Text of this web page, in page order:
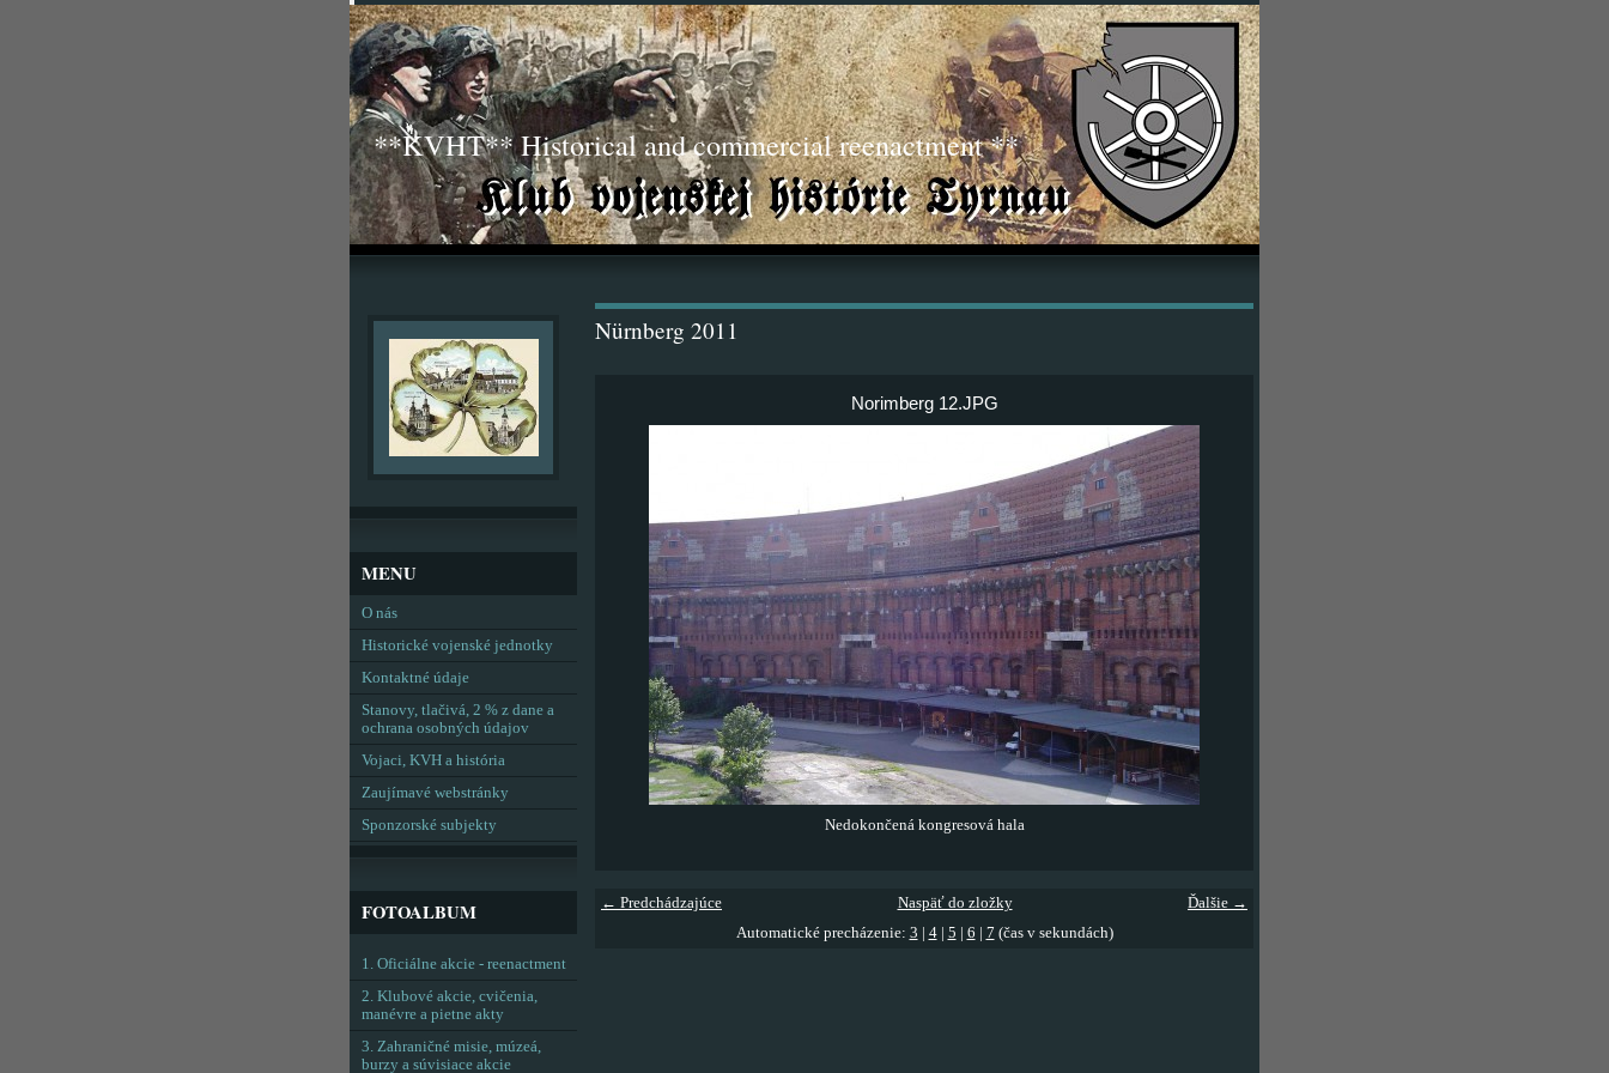
**KVHT** Historical and commercial reenactment **
Nürnberg 2011
Norimberg 12.JPG
Nedokončená kongresová hala
← Predchádzajúce Ďalšie →
Naspäť do zložky
Automatické precházenie: 3 4| 5 6 7 (čas v sekundách)
MENU
O nás
Historické vojenské jednotky
Kontaktné údaje
Stanovy, tlačivá, 2 % z dane a
ochrana osobných údajov
Vojaci, KVH a história
Zaujímavé webstránky
Sponzorské subjekty
FOTOALBUM
1. Oficiálne akcie - reenactment
2. Klubové akcie, cvičenia,
manévre a pietne akty
3. Zahraničné misie, múzeá,
burzy a súvisiace akcie